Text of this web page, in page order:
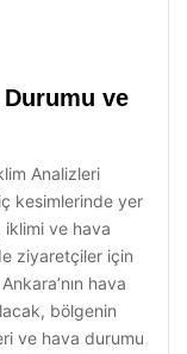
ve
Analizleri
kesimlerinde yer
iklimi ve hava
ziyaretçiler için
hava
bölgenin
ve hava durumu